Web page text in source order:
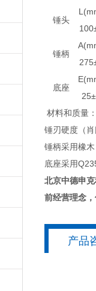
锤头
锤柄
底座
材料和质量
锤刃硬度（
锤柄采用橡
底座采用
北京中德申
前经营理念
产品